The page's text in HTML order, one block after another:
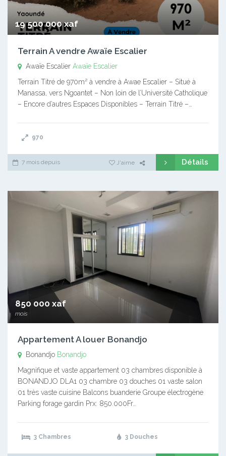
19 500 000 xaf
Terrain A vendre Awaïe Escalier
Awaïe Escalier Awaïe Escalier
Terrain Titré de 970m² à vendre à Awae Escalier – Situé à
Manassa, vers Ngoantet – Non loin de l’Université Catholique
– Encore d’autres Espaces Disponibles – Terrain Titré –…
970
7 mois depuis J'aime Détails
850 000 xaf
mois
Appartement A louer Bonandjo
Bonandjo Bonandjo
Magnifique et vaste appartement 03 chambres disponible à
BONANDJO DLA1 03 chambre 03 douches 01 vaste salon
01 très vaste cuisine Balcons buanderie Groupe électrogène
Parking forage gardin Prx: 850.000Fr…
3 Chambres 3 Douches